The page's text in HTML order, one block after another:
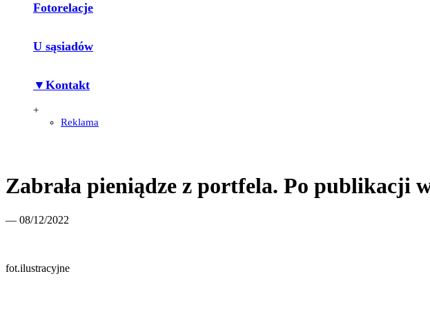
Fotorelacje
U sąsiadów
▼Kontakt
+
Reklama
Zabrała pieniądze z portfela. Po publikacji
— 08/12/2022
fot.ilustracyjne